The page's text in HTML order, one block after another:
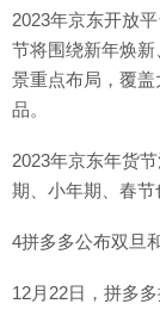
2023年京东开放
节将围绕新年焕
景重点布局，覆
品。
2023年京东年货
期、小年期、春节
4拼多多公布双旦
12月22日，拼多